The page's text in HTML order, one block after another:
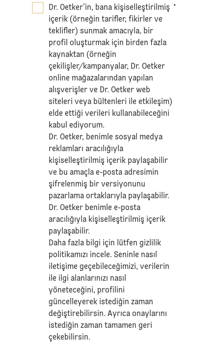
Dr. Oetker’in, bana kişiselleştirilmiş
içerik (örneğin tarifler, fikirler ve
teklifler) sunmak amacıyla, bir
profil oluşturmak için birden fazla
kaynaktan (örneğin
çekilişler/kampanyalar, Dr. Oetker
online mağazalarından yapılan
alışverişler ve Dr. Oetker web
siteleri veya bültenleri ile etkileşim)
elde ettiği verileri kullanabileceğini
kabul ediyorum.
Dr. Oetker, benimle sosyal medya
reklamları aracılığıyla
kişiselleştirilmiş içerik paylaşabilir
ve bu amaçla e-posta adresimin
şifrelenmiş bir versiyonunu
pazarlama ortaklarıyla paylaşabilir.
Dr. Oetker benimle e-posta
aracılığıyla kişiselleştirilmiş içerik
paylaşabilir.
Daha fazla bilgi için lütfengizlilik
politikamızı incele. Seninle nasıl
iletişime geçebileceğimizi, verilerin
ile ilgi alanlarınızı nasıl
yöneteceğini, profilini
güncelleyerek istediğin zaman
değiştirebilirsin. Ayrıca onaylarını
istediğin zaman tamamen geri
çekebilirsin.
*